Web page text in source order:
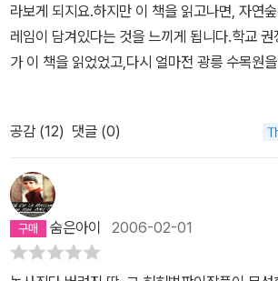
라보게 되지요.하지만 이 책을 읽고나면, 자연
레임이 담겨있다는 것을 느끼게 됩니다.학교
가 이 책을 읽었었고,다시 얼마전 광릉 수목원
이었는지 모르지만아이는 훨씬 더 꼼꼼히 책을
광릉수목원이 자연숲이냐고 흥분해서 묻더군요
던 나는 떨떠름하게 대답을 했습니다.(수목원
줄 알았으니 얼마나 무지했는지 모릅니다!)수
시는 선생님께서, 광릉숲이 어떻게 생겨났는지
있는지 설명을 해주시는데바로 이 책에 나온 것
기였습니다.아이는 정말 신나는 순간이었지요.
공감 (12) 댓글 (0)
숨은아이 2006-02-01